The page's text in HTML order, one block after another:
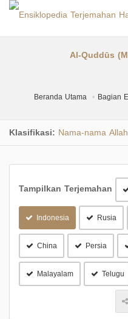
Beranda Utama Bagian
Klasifikasi: Nama-nama Allah
Tampilkan Terjemahan
Indonesia Rusia
China Persia
Malayalam Telugu